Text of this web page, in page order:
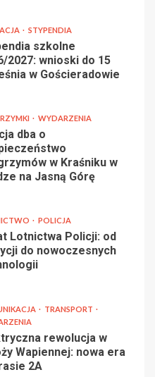
STYPENDIA
szkolne
2027: wnioski do 15
w Gościeradowie
WYDARZENIA
dba o
w Kraśniku w
na Jasną Górę
POLICJA
Lotnictwa Policji: od
do nowoczesnych
TRANSPORT
rewolucja w
Wapiennej: nowa era
2A